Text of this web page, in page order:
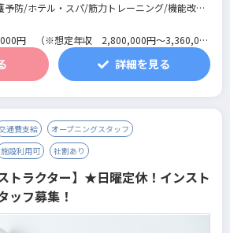
予防/ホテル・スパ/筋力トレーニング/機能改善
/フィットネス全般/スイミング/パーソナルジ
ラブ円 （※想定年収 2,800,000円～3,360,000
ヶ月で条件に変更はありません。
詳細を見る
通費支給
オープニングスタッフ
施設利用可 社割あり
トラクター】★日曜定休！インスト
ッフ募集！